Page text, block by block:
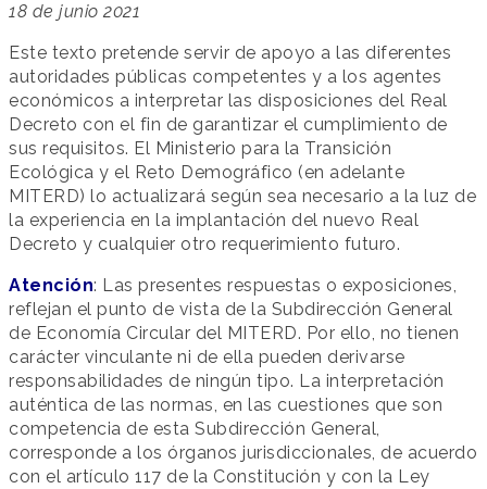
18 de junio 2021
Este texto pretende servir de apoyo a las diferentes
autoridades públicas competentes y a los agentes
económicos a interpretar las disposiciones del Real
Decreto con el fin de garantizar el cumplimiento de
sus requisitos. El Ministerio para la Transición
Ecológica y el Reto Demográfico (en adelante
MITERD) lo actualizará según sea necesario a la luz de
la experiencia en la implantación del nuevo Real
Decreto y cualquier otro requerimiento futuro.
Atención: Las presentes respuestas o exposiciones,
reflejan el punto de vista de la Subdirección General
de Economía Circular del MITERD. Por ello, no tienen
carácter vinculante ni de ella pueden derivarse
responsabilidades de ningún tipo. La interpretación
auténtica de las normas, en las cuestiones que son
competencia de esta Subdirección General,
corresponde a los órganos jurisdiccionales, de acuerdo
con el artículo 117 de la Constitución y con la Ley